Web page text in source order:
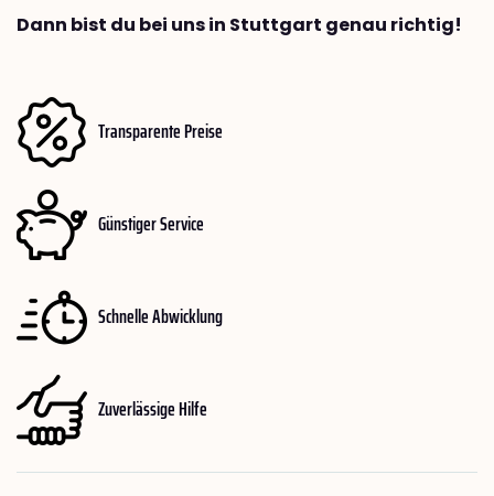
Dann bist du bei uns in Stuttgart genau richtig!
Transparente Preise
Günstiger Service
Schnelle Abwicklung
Zuverlässige Hilfe